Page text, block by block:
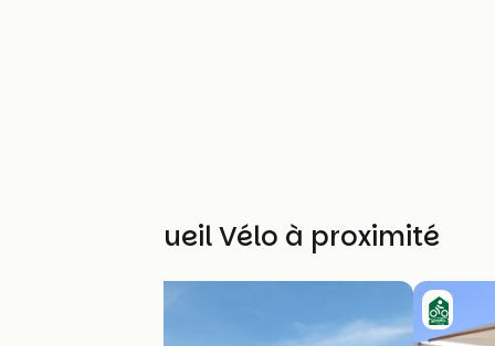
Autres Accueil Vélo à proximité